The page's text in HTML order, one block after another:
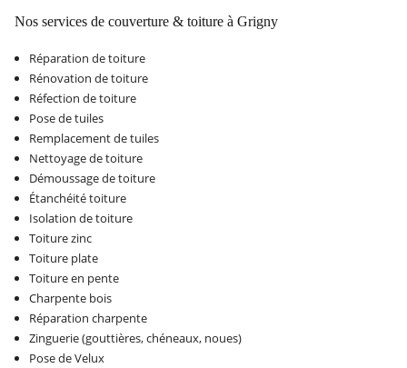
Nos services de couverture & toiture à Grigny
Réparation de toiture
Rénovation de toiture
Réfection de toiture
Pose de tuiles
Remplacement de tuiles
Nettoyage de toiture
Démoussage de toiture
Étanchéité toiture
Isolation de toiture
Toiture zinc
Toiture plate
Toiture en pente
Charpente bois
Réparation charpente
Zinguerie (gouttières, chéneaux, noues)
Pose de Velux